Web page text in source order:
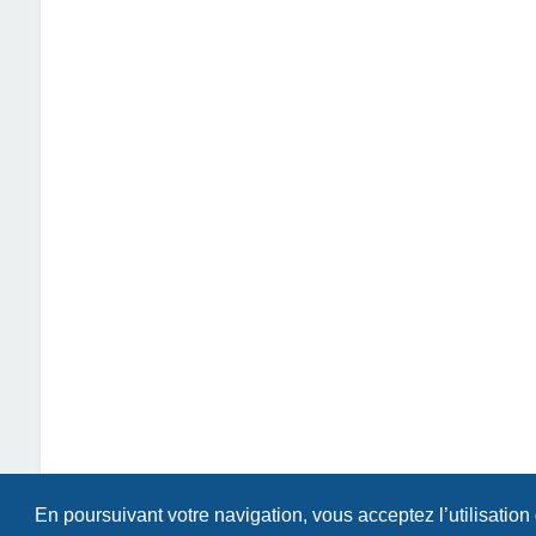
En poursuivant votre navigation, vous acceptez l’utilisation
Index du forum